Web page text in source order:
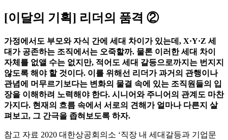
[이달의 기획] 리더의 품격 ②
가정에서도 부모와 자식 간에 세대 차이가 있는데, X·Y·Z 세
대가 공존하는 조직에서는 오죽할까. 물론 이러한 세대 차이
자체를 없앨 수는 없지만, 적어도 세대 갈등으로까지는 번지지
않도록 해야 할 것이다. 이를 위해선 리더가 과거의 관행이나
관념에 머무르기보다는 변화의 물결 속에 있는 조직원들의 입
장을 이해하려 노력해야 한다. 시니어와 주니어의 관계도 마찬
가지다. 현재의 흐름 속에서 서로의 견해가 얼마나 다른지 살
펴보고, 그 간극을 좁혀보도록 하자.
참고 자료 2020 대한상공회의소 ‘직장 내 세대갈등과 기업문